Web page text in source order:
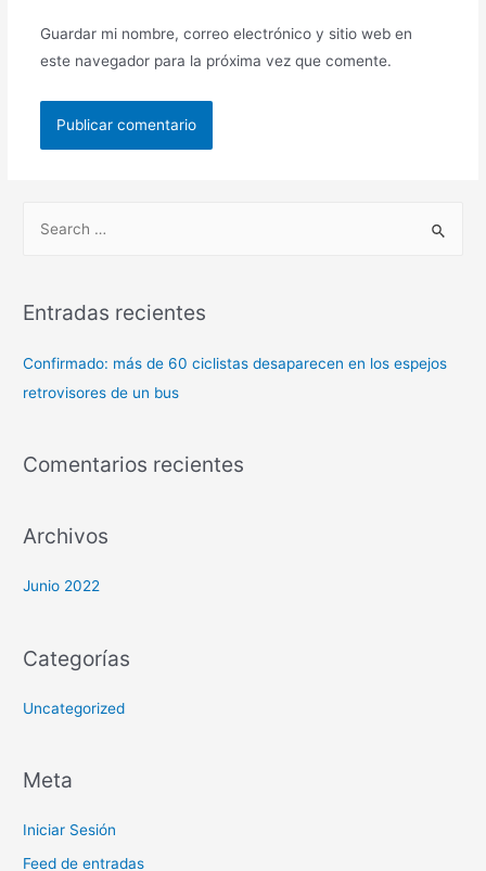
Guardar mi nombre, correo electrónico y sitio web en
este navegador para la próxima vez que comente.
Entradas recientes
Confirmado: más de 60 ciclistas desaparecen en los espejos
retrovisores de un bus
Comentarios recientes
Archivos
Junio 2022
Categorías
Uncategorized
Meta
Iniciar Sesión
Feed de entradas